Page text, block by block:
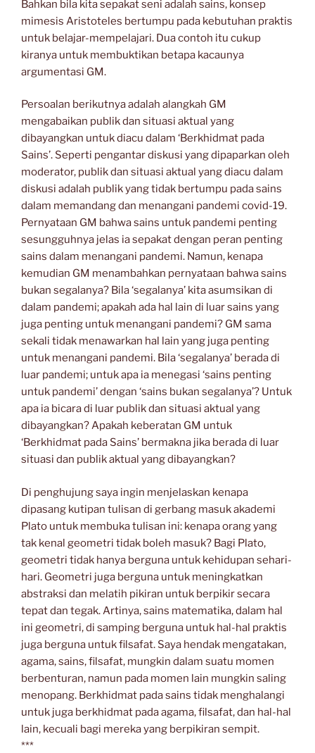
Bahkan bila kita sepakat seni adalah sains, konsep
mimesis Aristoteles bertumpu pada kebutuhan praktis
untuk belajar-mempelajari. Dua contoh itu cukup
kiranya untuk membuktikan betapa kacaunya
argumentasi GM.
Persoalan berikutnya adalah alangkah GM
mengabaikan publik dan situasi aktual yang
dibayangkan untuk diacu dalam ‘Berkhidmat pada
Sains’. Seperti pengantar diskusi yang dipaparkan oleh
moderator, publik dan situasi aktual yang diacu dalam
diskusi adalah publik yang tidak bertumpu pada sains
dalam memandang dan menangani pandemi covid-19.
Pernyataan GM bahwa sains untuk pandemi penting
sesungguhnya jelas ia sepakat dengan peran penting
sains dalam menangani pandemi. Namun, kenapa
kemudian GM menambahkan pernyataan bahwa sains
bukan segalanya? Bila ‘segalanya’ kita asumsikan di
dalam pandemi; apakah ada hal lain di luar sains yang
juga penting untuk menangani pandemi? GM sama
sekali tidak menawarkan hal lain yang juga penting
untuk menangani pandemi. Bila ‘segalanya’ berada di
luar pandemi; untuk apa ia menegasi ‘sains penting
untuk pandemi’ dengan ‘sains bukan segalanya’? Untuk
apa ia bicara di luar publik dan situasi aktual yang
dibayangkan? Apakah keberatan GM untuk
‘Berkhidmat pada Sains’ bermakna jika berada di luar
situasi dan publik aktual yang dibayangkan?
Di penghujung saya ingin menjelaskan kenapa
dipasang kutipan tulisan di gerbang masuk akademi
Plato untuk membuka tulisan ini: kenapa orang yang
tak kenal geometri tidak boleh masuk? Bagi Plato,
geometri tidak hanya berguna untuk kehidupan sehari-
hari. Geometri juga berguna untuk meningkatkan
abstraksi dan melatih pikiran untuk berpikir secara
tepat dan tegak. Artinya, sains matematika, dalam hal
ini geometri, di samping berguna untuk hal-hal praktis
juga berguna untuk filsafat. Saya hendak mengatakan,
agama, sains, filsafat, mungkin dalam suatu momen
berbenturan, namun pada momen lain mungkin saling
menopang. Berkhidmat pada sains tidak menghalangi
untuk juga berkhidmat pada agama, filsafat, dan hal-hal
lain, kecuali bagi mereka yang berpikiran sempit.
***